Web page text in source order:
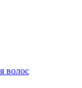
волос